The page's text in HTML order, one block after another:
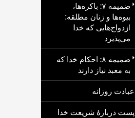
ضمیمه ۷: باکره‌ها،
بیوه‌ها و زنان مطلقه:
ازدواج‌هایی که خدا
می‌پذیرد
ضمیمه ۸: احکام خدا که
به معبد نیاز دارند
عبادت روزانه
پست دربارهٔ شریعت خدا